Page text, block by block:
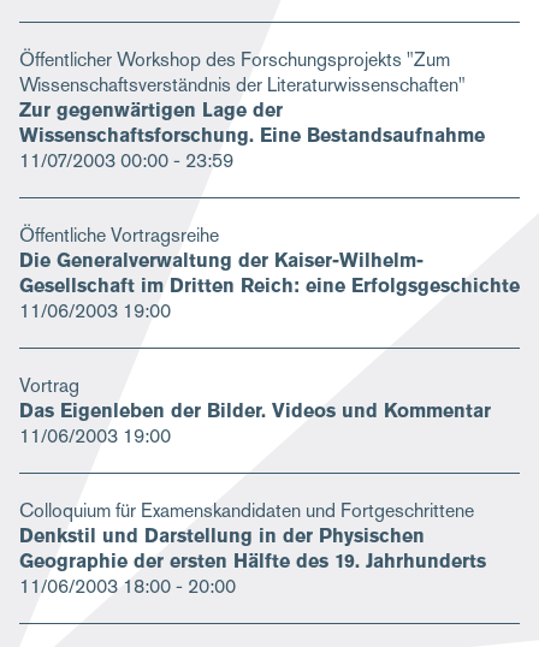
Öffentlicher Workshop des Forschungsprojekts "Zum
Wissenschaftsverständnis der Literaturwissenschaften"
Zur gegenwärtigen Lage der
Wissenschaftsforschung. Eine Bestandsaufnahme
11/07/200300:00 - 23:59
Öffentliche Vortragsreihe
Die Generalverwaltung der Kaiser-Wilhelm-
Gesellschaft im Dritten Reich: eine Erfolgsgeschichte
11/06/2003 19:00
Vortrag
Das Eigenleben der Bilder. Videos und Kommentar
11/06/2003 19:00
Colloquium für Examenskandidaten und Fortgeschrittene
Denkstil und Darstellung in der Physischen
Geographie der ersten Hälfte des 19. Jahrhunderts
11/06/2003 18:00 - 20:00